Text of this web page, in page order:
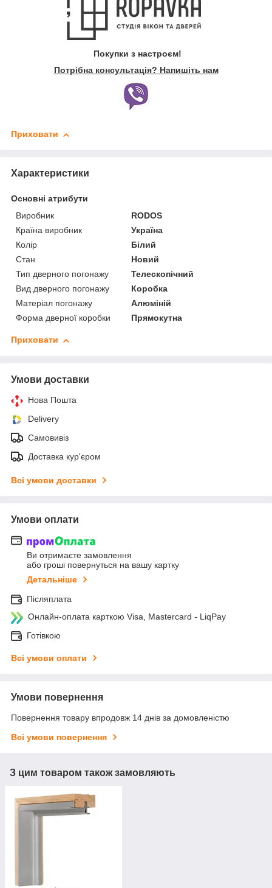
Покупки з настроєм!
Потрібна консультація? Напишіть нам
Приховати
Характеристики
Основні атрибути
Виробник
RODOS
Країна виробник
Україна
Колір
Білий
Стан
Новий
Тип дверного погонажу
Телескопічний
Вид дверного погонажу
Коробка
Матеріал погонажу
Алюміній
Форма дверної коробки
Прямокутна
Приховати
Умови доставки
Нова Пошта
Delivery
Самовивіз
Доставка кур'єром
Всі умови доставки
Умови оплати
Ви отримаєте замовлення
або гроші повернуться на вашу картку
Детальніше
Післяплата
Онлайн-оплата карткою Visa, Mastercard - LiqPay
Готівкою
Всі умови оплати
Умови повернення
Повернення товару впродовж 14 днів за домовленістю
Всі умови повернення
З цим товаром також замовляють